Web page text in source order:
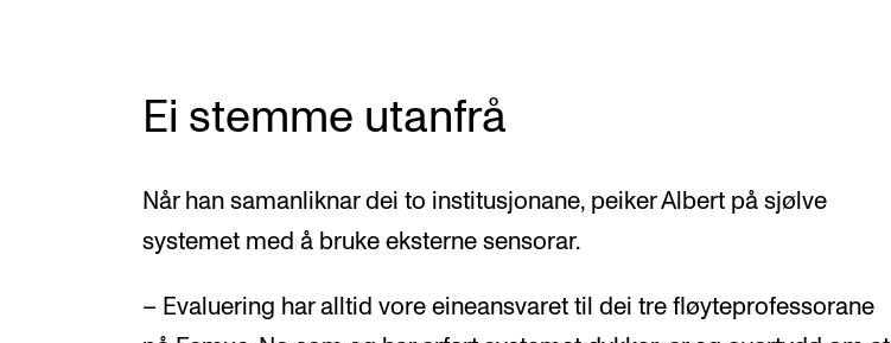
Ei stemme utanfrå
Når han samanliknar dei to institusjonane, peiker Albert på sjølve
systemet med å bruke eksterne sensorar.
– Evaluering har alltid vore eineansvaret til dei tre fløyteprofessorane